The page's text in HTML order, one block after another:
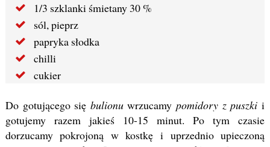
1/3 szklanki śmietany 30 %
sól, pieprz
papryka słodka
chilli
cukier
Do gotującego się bulionuwrzucamypomidory z puszki i
gotujemy razem jakieś 10-15 minut. Po tym czasie
dorzucamy pokrojoną w kostkę i uprzednio upieczoną